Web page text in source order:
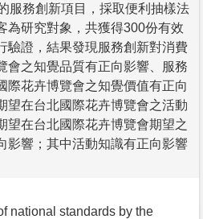
服務創新項目，採取便利抽樣法
為研究對象，共獲得300份有效
驗證，結果發現服務創新對消費
會之知覺品質有正向影響、服務
際花卉博覽會之知覺價值有正向
望在台北國際花卉博覽會之活動
望在台北國際花卉博覽會期望之
影響；其中活動知識有正向影響
national standards by the